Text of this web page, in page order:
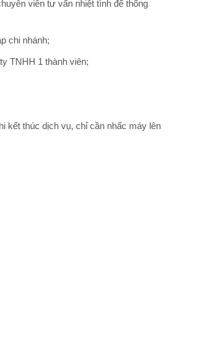
viên tư vấn nhiệt tình để thống
chi nhánh;
TNHH 1 thành viên;
kết thúc dịch vụ, chỉ cần nhấc máy lên